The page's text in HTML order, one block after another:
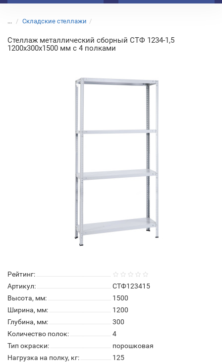
... Складские стеллажи
Стеллаж металлический сборный СТФ 1234-1,5
1200х300х1500 мм с 4 полками
Рейтинг:
Артикул:
СТФ123415
Высота, мм:
1500
Ширина, мм:
1200
Глубина, мм:
300
Количество полок:
4
Тип окраски:
порошковая
Нагрузка на полку, кг:
125